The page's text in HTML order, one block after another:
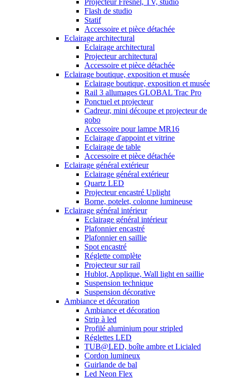
Projecteur Fresnel, TV, studio
Flash de studio
Statif
Accessoire et pièce détachée
Eclairage architectural
Eclairage architectural
Projecteur architectural
Accessoire et pièce détachée
Eclairage boutique, exposition et musée
Eclairage boutique, exposition et musée
Rail 3 allumages GLOBAL Trac Pro
Ponctuel et projecteur
Cadreur, mini découpe et projecteur de
gobo
Accessoire pour lampe MR16
Eclairage d'appoint et vitrine
Eclairage de table
Accessoire et pièce détachée
Eclairage général extérieur
Eclairage général extérieur
Quartz LED
Projecteur encastré Uplight
Borne, potelet, colonne lumineuse
Eclairage général intérieur
Eclairage général intérieur
Plafonnier encastré
Plafonnier en saillie
Spot encastré
Réglette complète
Projecteur sur rail
Hublot, Applique, Wall light en saillie
Suspension technique
Suspension décorative
Ambiance et décoration
Ambiance et décoration
Strip à led
Profilé aluminium pour stripled
Réglettes LED
TUB@LED, boîte ambre et Licialed
Cordon lumineux
Guirlande de bal
Led Neon Flex